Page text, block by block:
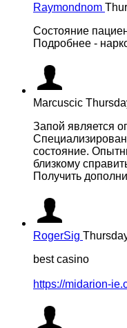
Raymondnom
Состояние
Подробнее -
Marcuscic
Запой является
состояние.
близкому
Получить
RogerSig
best casino
https://midarion-